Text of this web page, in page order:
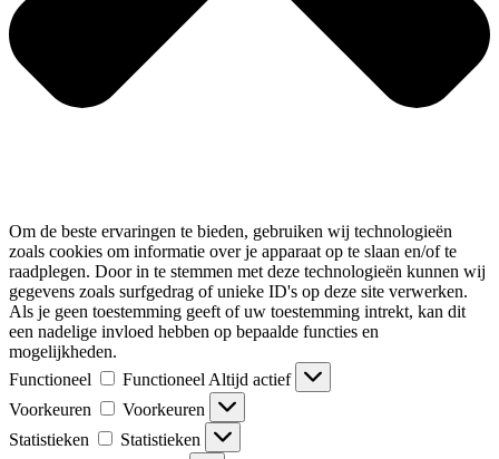
Om de beste ervaringen te bieden, gebruiken wij technologieën
zoals cookies om informatie over je apparaat op te slaan en/of te
raadplegen. Door in te stemmen met deze technologieën kunnen wij
gegevens zoals surfgedrag of unieke ID's op deze site verwerken.
Als je geen toestemming geeft of uw toestemming intrekt, kan dit
een nadelige invloed hebben op bepaalde functies en
mogelijkheden.
Functioneel
Functioneel Altijd actief
Voorkeuren
Voorkeuren
Statistieken
Statistieken